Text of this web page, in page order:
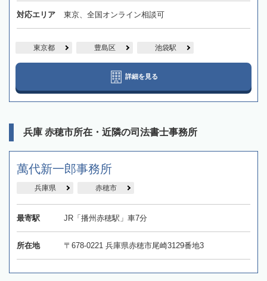
対応エリア 東京、全国オンライン相談可
東京都 豊島区 池袋駅
詳細を見る
兵庫 赤穂市所在・近隣の司法書士事務所
萬代新一郎事務所
兵庫県 赤穂市
最寄駅 JR「播州赤穂駅」車7分
所在地 〒678-0221 兵庫県赤穂市尾崎3129番地3